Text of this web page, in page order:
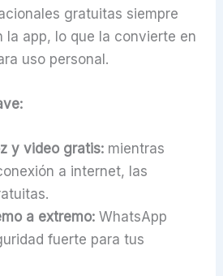
gratuitas siempre
la app, lo que la convierte en
uso personal.
y video gratis: mientras
a internet, las
a extremo: WhatsApp
fuerte para tus